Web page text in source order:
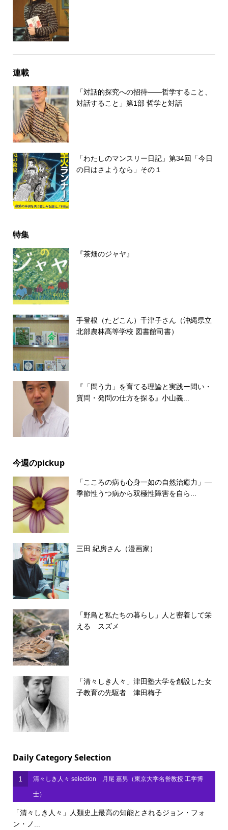
連載
「対話的探究への招待――哲学すること、
対話すること」第1部 哲学と対話
「わたしのマンスリー日記」第34回「今日
の日はさようなら」その１
特集
『茶畑のジャヤ』
手登根（たどこん）千津子さん（沖縄県立
北部農林高等学校 図書館司書）
『「問う力」を育てる理論と実践ー問い・
質問・発問の仕方を探る』小山義...
今週のpickup
「こころの病も心身一如の自然治癒力」―
季節性うつ病から双極性障害を自ら...
三田 紀房さん（漫画家）
「野鳥と私たちの暮らし」人と密着して栄
える スズメ
「清々しき人々」津田塾大学を創設した女
子教育の先駆者 津田梅子
Daily Category Selection
1 清々しき人々 selection 月尾 嘉男（東京大学名誉教授 工学博
士）
「清々しき人々」人類史上最高の知能とされるジョン・フォ
ン・ノ...